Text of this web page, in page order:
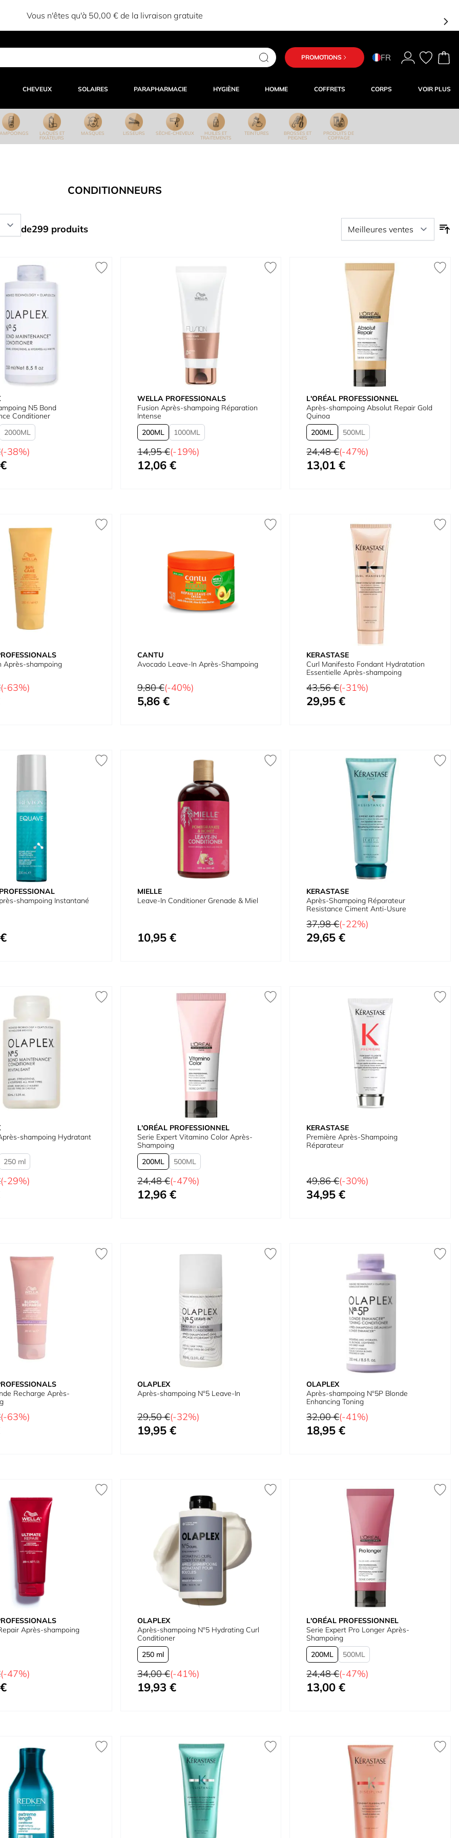
Vous n'êtes qu'à 50,00 € de la livraison gratuite
PROMOTIONS FR
CHEVEUX SOLAIRES PARAPHARMACIE HYGIÈNE HOMME COFFRETS CORPS VOIR PLUS
LAQUES ET
FIXATEURS
MASQUES LISSEURS SÈCHE-CHEVEUX
HUILES ET
TRAITEMENTS
TEINTURES
BROSSES ET
PEIGNES
PRODUITS DE
COIFFAGE
CONDITIONNEURS
de299 produits
N5 Bond
Conditioner
2000
(-38%)
WELLA PROFESSIONALS
Fusion Après-shampoing Réparation
Intense
200
1000
Prix normal
14,95 €(-19%)
À partir de
12,06 €
L'ORÉAL PROFESSIONNEL
Après-shampoing Absolut Repair Gold
Quinoa
200
500
Prix normal
24,48 €(-47%)
À partir de
13,01 €
Après-shampoing
(-63%)
CANTU
Avocado Leave-In Après-Shampoing
Prix normal
9,80 €(-40%)
Prix spécial
5,86 €
KERASTASE
Curl Manifesto Fondant Hydratation
Essentielle Après-shampoing
Prix normal
43,56 €(-31%)
Prix spécial
29,95 €
shampoing Instantané
MIELLE
Leave-In Conditioner Grenade & Miel
10,95 €
KERASTASE
Après-Shampoing Réparateur
Resistance Ciment Anti-Usure
Prix normal
37,98 €(-22%)
Prix spécial
29,65 €
shampoing Hydratant
250 ml
(-29%)
L'ORÉAL PROFESSIONNEL
Serie Expert Vitamino Color Après-
Shampoing
200
500
Prix normal
24,48 €(-47%)
À partir de
12,96 €
KERASTASE
Première Après-Shampoing
Réparateur
Prix normal
49,86 €(-30%)
Prix spécial
34,95 €
Recharge Après-
(-63%)
OLAPLEX
Après-shampoing Nº5 Leave-In
Prix normal
29,50 €(-32%)
Prix spécial
19,95 €
OLAPLEX
Après-shampoing Nº5P Blonde
Enhancing Toning
Prix normal
32,00 €(-41%)
Prix spécial
18,95 €
Après-shampoing
(-47%)
OLAPLEX
Après-shampoing Nº5 Hydrating Curl
Conditioner
250 ml
Prix normal
34,00 €(-41%)
À partir de
19,93 €
L'ORÉAL PROFESSIONNEL
Serie Expert Pro Longer Après-
Shampoing
200
500
Prix normal
24,48 €(-47%)
À partir de
13,00 €